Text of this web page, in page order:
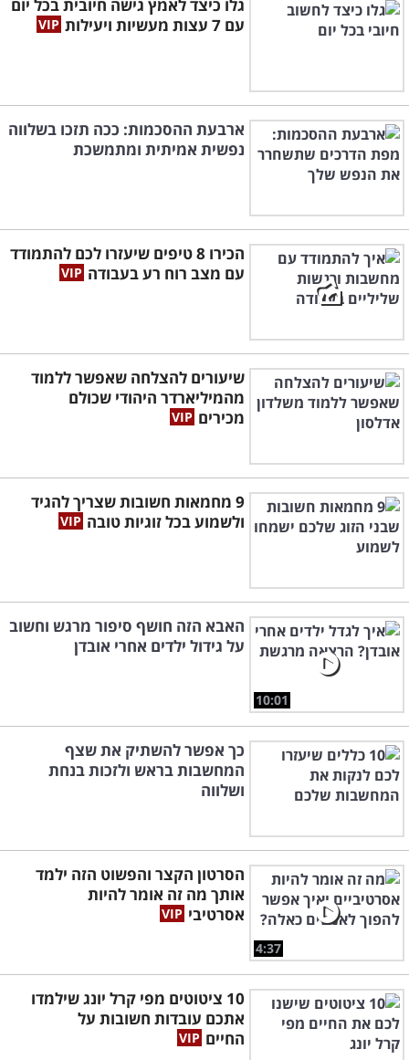
גלו כיצד לאמץ גישה חיובית בכל יום
עם 7 עצות מעשיות ויעילות
ארבעת ההסכמות: ככה תזכו בשלווה
נפשית אמיתית ומתמשכת
הכירו 8 טיפים שיעזרו לכם להתמודד
עם מצב רוח רע בעבודה
שיעורים להצלחה שאפשר ללמוד
מהמיליארדר היהודי שכולם
מכירים
9 מחמאות חשובות שצריך להגיד
ולשמוע בכל זוגיות טובה
10:01
האבא הזה חושף סיפור מרגש וחשוב
על גידול ילדים אחרי אובדן
כך אפשר להשתיק את שצף
המחשבות בראש ולזכות בנחת
ושלווה
4:37
הסרטון הקצר והפשוט הזה ילמד
אותך מה זה אומר להיות
אסרטיבי
10 ציטוטים מפי קרל יונג שילמדו
אתכם עובדות חשובות על
החיים